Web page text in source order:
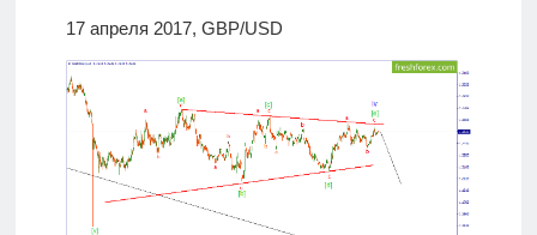
анализ
Видео
Сделано
в России
17 апреля 2017, GBP/USD